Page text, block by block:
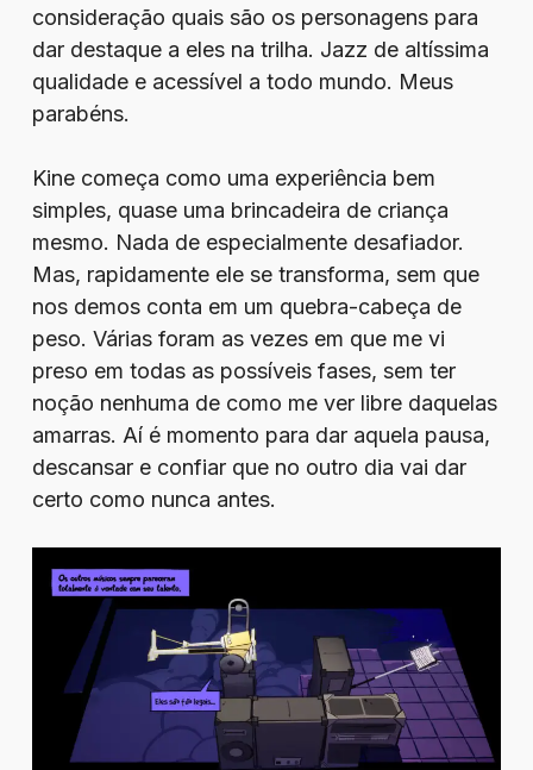
consideração quais são os personagens para
dar destaque a eles na trilha. Jazz de altíssima
qualidade e acessível a todo mundo. Meus
parabéns.
Kine começa como uma experiência bem
simples, quase uma brincadeira de criança
mesmo. Nada de especialmente desafiador.
Mas, rapidamente ele se transforma, sem que
nos demos conta em um quebra-cabeça de
peso. Várias foram as vezes em que me vi
preso em todas as possíveis fases, sem ter
noção nenhuma de como me ver libre daquelas
amarras. Aí é momento para dar aquela pausa,
descansar e confiar que no outro dia vai dar
certo como nunca antes.